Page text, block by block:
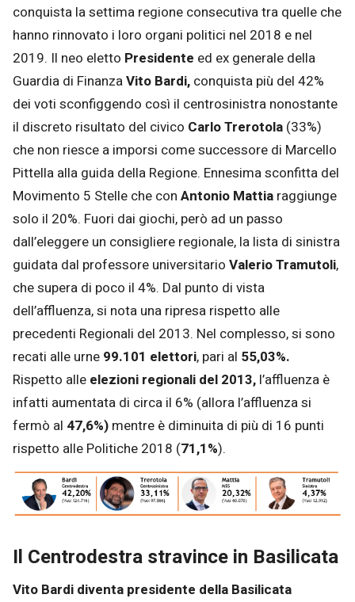
conquista la settima regione consecutiva tra quelle che
hanno rinnovato i loro organi politici nel 2018 e nel
2019. Il neo eletto Presidente ed ex generale della
Guardia di FinanzaVito Bardi, conquista più del 42%
dei voti sconfiggendo così il centrosinistra nonostante
il discreto risultato del civico Carlo Trerotola (33%)
che non riesce a imporsi come successore di Marcello
Pittella alla guida della Regione. Ennesima sconfitta del
Movimento 5 Stelle che con Antonio Mattia raggiunge
solo il 20%. Fuori dai giochi, però ad un passo
dall’eleggere un consigliere regionale, la lista di sinistra
guidata dal professore universitario Valerio Tramutoli,
che supera di poco il 4%. Dal punto di vista
dell’affluenza, si nota una ripresa rispetto alle
precedenti Regionali del 2013. Nel complesso, si sono
recati alle urne 99.101 elettori, pari al 55,03%.
Rispetto alle elezioni regionali del 2013, l’affluenza è
infatti aumentata di circa il 6% (allora l’affluenza si
fermò al 47,6%) mentre è diminuita di più di 16 punti
rispetto alle Politiche 2018 (71,1%).
Il Centrodestra stravince in Basilicata
Vito Bardi diventa presidente della Basilicata